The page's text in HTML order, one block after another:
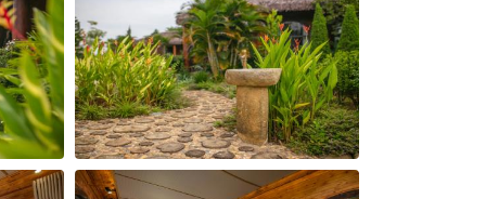
10 12
17 18 19
24 25 26
6 7
13 14
20 21
27 28
1